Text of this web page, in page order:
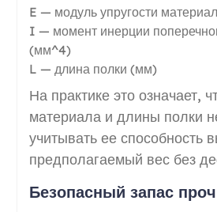
E — модуль упругости
I — момент инерции
(мм^4)
L — длина полки (мм)
На практике это означает,
материала и длины полки
учитывать ее способность
предполагаемый вес без
Безопасный запас